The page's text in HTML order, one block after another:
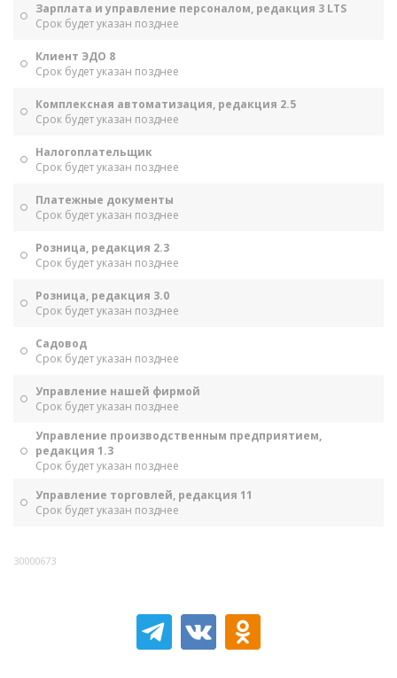
Зарплата и управление персоналом, редакция 3 LTS
Срок будет указан позднее
Клиент ЭДО 8
Срок будет указан позднее
Комплексная автоматизация, редакция 2.5
Срок будет указан позднее
Налогоплательщик
Срок будет указан позднее
Платежные документы
Срок будет указан позднее
Розница, редакция 2.3
Срок будет указан позднее
Розница, редакция 3.0
Срок будет указан позднее
Садовод
Срок будет указан позднее
Управление нашей фирмой
Срок будет указан позднее
Управление производственным предприятием,
редакция 1.3
Срок будет указан позднее
Управление торговлей, редакция 11
Срок будет указан позднее
30000673